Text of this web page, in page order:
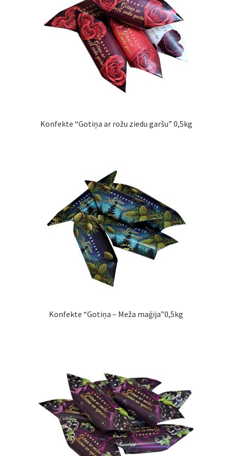
Konfekte “Gotiņa ar rožu ziedu garšu” 0,5kg
Konfekte “Gotiņa – Meža maģija”0,5kg